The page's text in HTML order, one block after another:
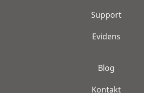
Support
Evidens
Blog
Kontakt